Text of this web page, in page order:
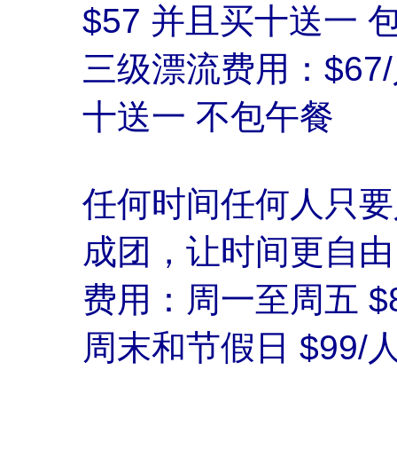
$57 并且买十送一
三级漂流费用：
十送一 不包午餐
任何时间任何人只
成团，让时间更自
费用：周一至周五
周末和节假日 $99/